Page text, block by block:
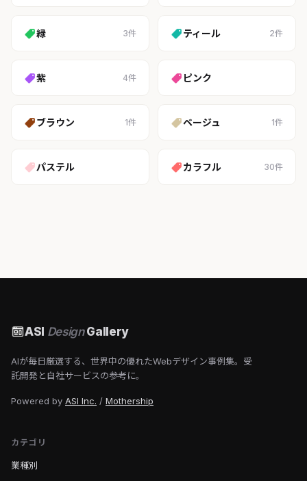
緑 3件 ティール 2件
紫 4件 ピンク
ブラウン 1件 ベージュ 1件
パステル カラフル 30件
ASI DesignGallery
AIが毎日厳選する、世界中の優れたWebデザイン事例集。受
託開発と自社サービスの参考に。
Powered by ASI Inc. / Mothership
カテゴリ
業種別